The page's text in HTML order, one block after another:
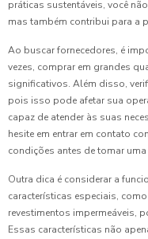
práticas sustentáveis, você
mas também contribui para a
Ao buscar fornecedores, é
vezes, comprar em grandes
significativos. Além disso,
pois isso pode afetar sua
capaz de atender às suas
hesite em entrar em contato
condições antes de tomar
Outra dica é considerar a
características especiais,
revestimentos impermeáveis,
Essas características não